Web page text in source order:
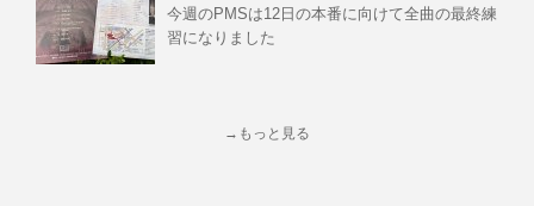
今週のPMSは12日の本番に向けて全曲の最終練
習になりました
→もっと見る